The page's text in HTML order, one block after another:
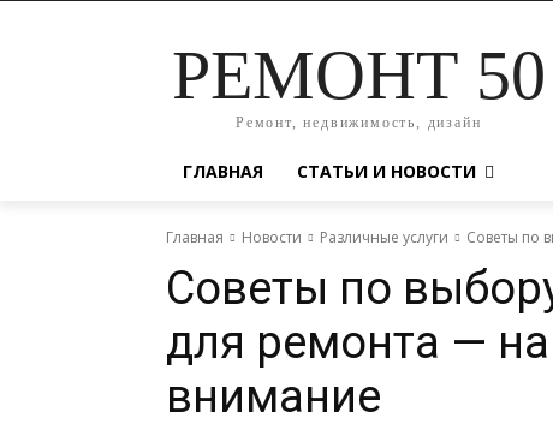
РЕМОНТ 50
Ремонт, недвижимость, дизайн
ГЛАВНАЯ СТАТЬИ И НОВОСТИ
Главная Новости Различные услуги Советы по
Советы по
для ремонта — на
внимание